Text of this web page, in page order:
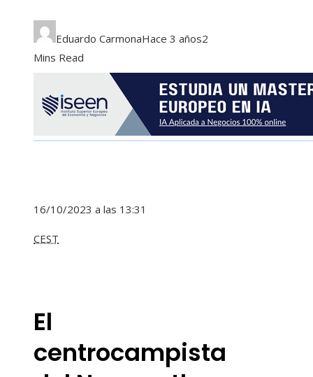
Eduardo CarmonaHace 3 años2
Mins Read
16/10/2023 a las 13:31
CEST
El
centrocampista